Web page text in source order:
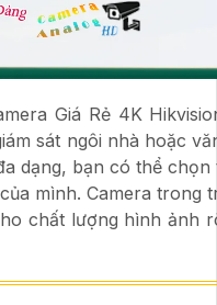
Giá Rẻ 4K
sát ngôi nhà hoặc
dạng, bạn có thể chọn
mình. Camera trong
chất lượng hình ảnh